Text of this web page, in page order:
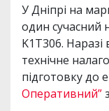
У Дніпрі на
один сучасний
K1T306.
технічне
підготовку до
Оперативний”